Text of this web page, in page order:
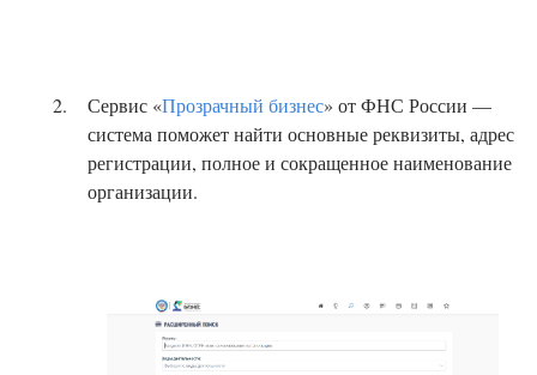
Сервис «Прозрачный бизнес» от ФНС России —
система поможет найти основные реквизиты, адрес
регистрации, полное и сокращенное наименование
организации.